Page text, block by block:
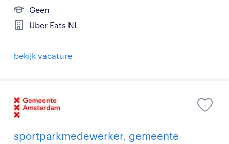
Geen
Uber Eats NL
bekijk vacature
sportparkmedewerker, gemeente